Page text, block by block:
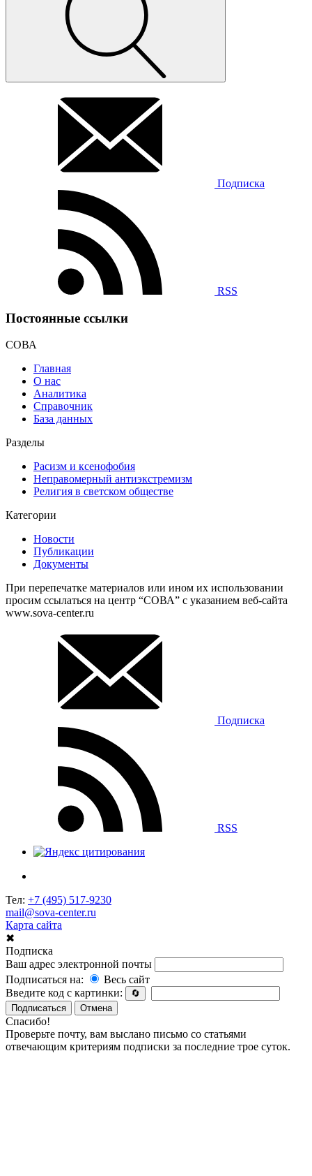
Подписка
RSS
Постоянные ссылки
СОВА
Главная
О нас
Аналитика
Справочник
База данных
Разделы
Расизм и ксенофобия
Неправомерный антиэкстремизм
Религия в светском обществе
Категории
Новости
Публикации
Документы
При перепечатке материалов или ином их использовании
просим ссылаться на центр “СОВА” с указанием веб-сайта
www.sova-center.ru
Подписка
RSS
Тел: +7 (495) 517-9230
mail@sova-center.ru
Карта сайта
✖
Подписка
Ваш адрес электронной почты
Подписаться на:
Весь сайт
Введите код с картинки:
🔄
Подписаться
Отмена
Спасибо!
Проверьте почту, вам выслано письмо со статьями
отвечающим критериям подписки за последние трое суток.